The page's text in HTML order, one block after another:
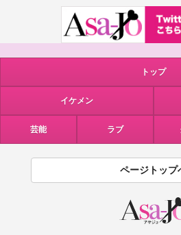
トップ
イケメン
芸能 ラブ
ページトップ